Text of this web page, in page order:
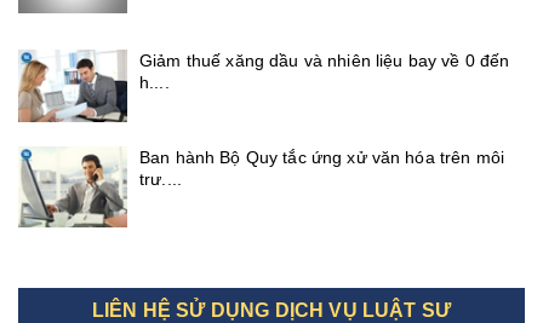
Giảm thuế xăng dầu và nhiên liệu bay về 0 đến
h....
Ban hành Bộ Quy tắc ứng xử văn hóa trên môi
trư....
LIÊN HỆ SỬ DỤNG DỊCH VỤ LUẬT SƯ